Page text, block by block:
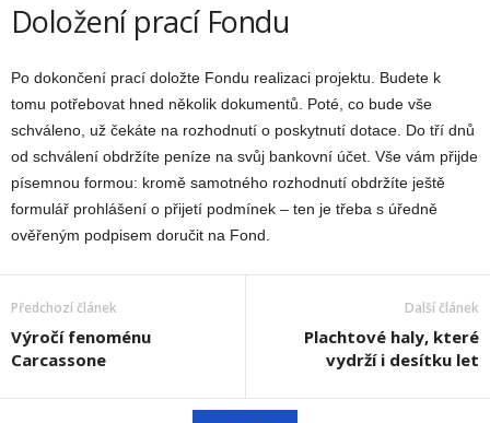
Doložení prací Fondu
Po dokončení prací doložte Fondu realizaci projektu. Budete k
tomu potřebovat hned několik dokumentů. Poté, co bude vše
schváleno, už čekáte na rozhodnutí o poskytnutí dotace. Do tří dnů
od schválení obdržíte peníze na svůj bankovní účet. Vše vám přijde
písemnou formou: kromě samotného rozhodnutí obdržíte ještě
formulář prohlášení o přijetí podmínek – ten je třeba s úředně
ověřeným podpisem doručit na Fond.
Předchozí článek
Výročí fenoménu
Carcassone
Další článek
Plachtové haly, které
vydrží i desítku let